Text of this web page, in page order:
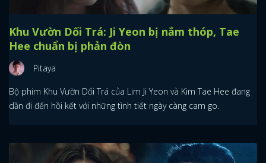
Khu Vườn Dối Trá: Ji Yeon bị nắm thóp, Tae
Hee chuẩn bị phản đòn
Pitaya
Bộ phim Khu Vườn Dối Trá của Lim Ji Yeon và Kim Tae Hee đang
dần đi đến hồi kết với những tình tiết ngày càng cam go.